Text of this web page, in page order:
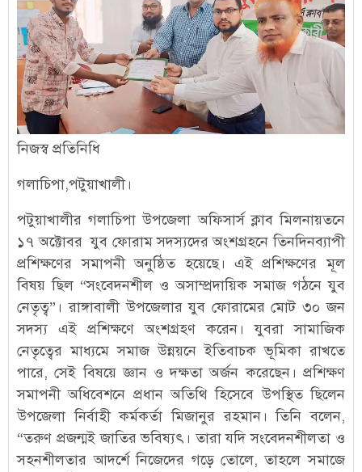
নিজস্ব প্রতিনিধি
গলাচিপা,পটুয়াখালী।
পটুয়াখালীর গলাচিপা উপজেলা অফিসার্স ক্লাব মিলনায়তনে
১৭ অক্টোবর যুব ফোরাম সদস্যদের অংশগ্রহ‌নে তিনদিনব্যাপী
প্রশিক্ষণের সমাপনী অনুষ্ঠিত হয়েছে। এই প্রশিক্ষণের মূল
বিষয় ছিল “সংবেদনশীল ও অসাম্প্রদায়িক সমাজ গঠনে যুব
নেতৃত্ব”। রাঙ্গাবালী উপজেলার যুব ফোরামের মোট ৩০ জন
সদস্য এই প্রশিক্ষণে অংশগ্রহণ করেন। যুবরা সামাজিক
নেতৃত্বের মাধ্য‌মে সমাজ উন্নয়নে ইতিবাচক ভূমিকা রাখতে
পারে, সেই বিষয়ে জ্ঞান ও দক্ষতা অর্জন করেছেন। প্রশিক্ষণ
সমাপনী অধিবেশনে প্রধান অতিথি হিসেবে উপস্থিত ছিলেন
উপজেলা নির্বাহী কর্মকর্তা মিজানুর রহমান। তিনি বলেন,
“তরুণ প্রজন্মই জাতির ভবিষ্যৎ। তারা যদি সংবেদনশীলতা ও
সহনশীলতার আদর্শে নিজেদের গড়ে তোলে, তাহলে সমাজে